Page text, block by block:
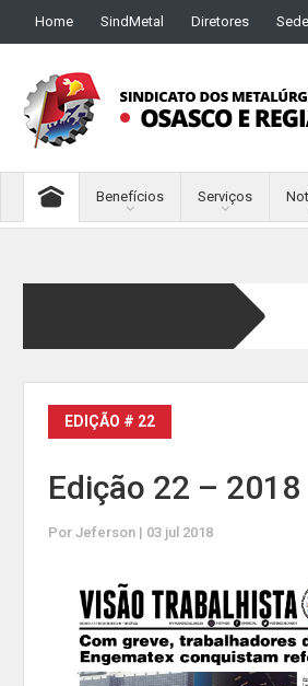
Home SindMetal Diretores
Benefícios Serviços
EDIÇÃO # 22
Edição 22 – 2018
Por Jeferson | 03 jul 2018